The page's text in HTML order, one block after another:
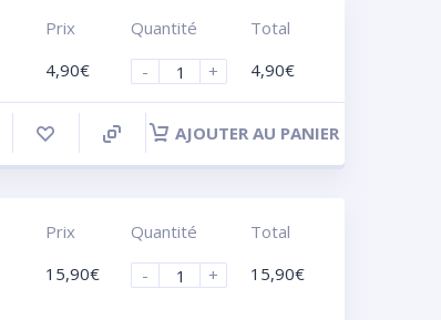
Prix
4,90€
Quantité
-
+
Total
4,90€
AJOUTER AU PANIER
Prix
15,90€
Quantité
-
+
Total
15,90€